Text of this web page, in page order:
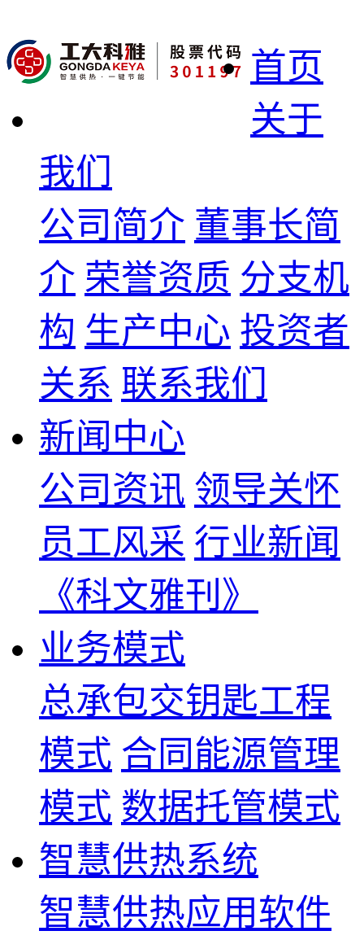
首页
关于
我们
公司简介 董事长简
介 荣誉资质 分支机
构 生产中心 投资者
关系 联系我们
新闻中心
公司资讯 领导关怀
员工风采 行业新闻
《科文雅刊》
业务模式
总承包交钥匙工程
模式 合同能源管理
模式 数据托管模式
智慧供热系统
智慧供热应用软件